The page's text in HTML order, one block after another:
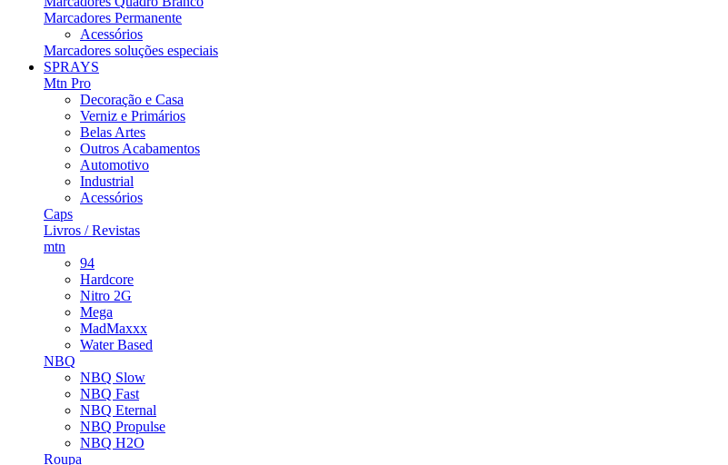
Marcadores Permanente
Acessórios
Marcadores soluções especiais
SPRAYS
Mtn Pro
Decoração e Casa
Verniz e Primários
Belas Artes
Outros Acabamentos
Automotivo
Industrial
Acessórios
Caps
Livros / Revistas
mtn
94
Hardcore
Nitro 2G
Mega
MadMaxxx
Water Based
NBQ
NBQ Slow
NBQ Fast
NBQ Eternal
NBQ Propulse
NBQ H2O
Roupa